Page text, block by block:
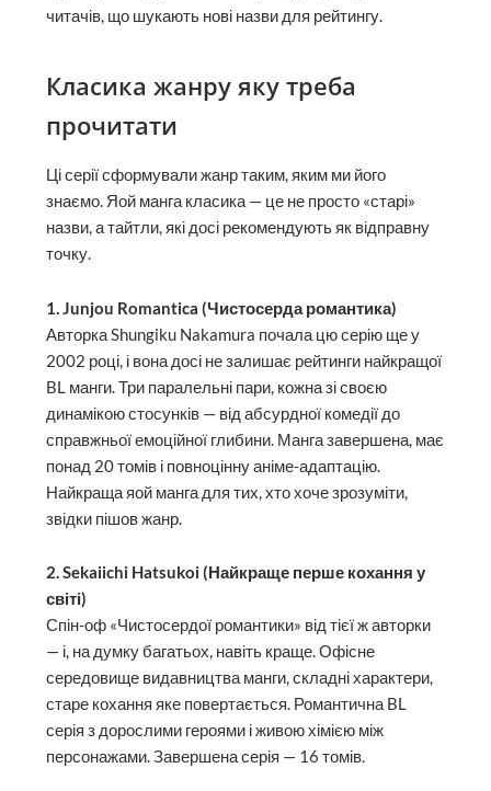
читачів, що шукають нові назви для рейтингу.
Класика жанру яку треба
прочитати
Ці серії сформували жанр таким, яким ми його
знаємо. Яой манга класика — це не просто «старі»
назви, а тайтли, які досі рекомендують як відправну
точку.
1. Junjou Romantica (Чистосерда романтика)
Авторка Shungiku Nakamura почала цю серію ще у
2002 році, і вона досі не залишає рейтинги найкращої
BL манги. Три паралельні пари, кожна зі своєю
динамікою стосунків — від абсурдної комедії до
справжньої емоційної глибини. Манга завершена, має
понад 20 томів і повноцінну аніме-адаптацію.
Найкраща яой манга для тих, хто хоче зрозуміти,
звідки пішов жанр.
2. Sekaiichi Hatsukoi (Найкраще перше кохання у
світі)
Спін-оф «Чистосердої романтики» від тієї ж авторки
— і, на думку багатьох, навіть краще. Офісне
середовище видавництва манги, складні характери,
старе кохання яке повертається. Романтична BL
серія з дорослими героями і живою хімією між
персонажами. Завершена серія — 16 томів.